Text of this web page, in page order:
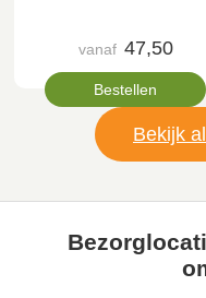
vanaf 47,50
Bestellen
Bekijk